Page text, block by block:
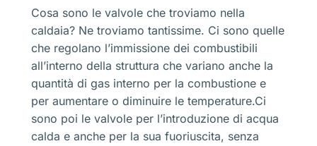
Cosa sono le valvole che troviamo nella
caldaia? Ne troviamo tantissime. Ci sono quelle
che regolano l’immissione dei combustibili
all’interno della struttura che variano anche la
quantità di gas interno per la combustione e
per aumentare o diminuire le temperature.Ci
sono poi le valvole per l’introduzione di acqua
calda e anche per la sua fuoriuscita, senza